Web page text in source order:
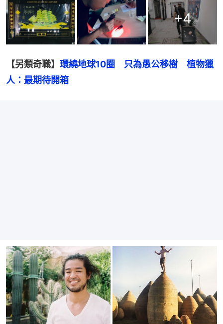
+4
【另類奇職】 環繞地球10圈　只為愚公移樹　植物獵
人：最期待開箱